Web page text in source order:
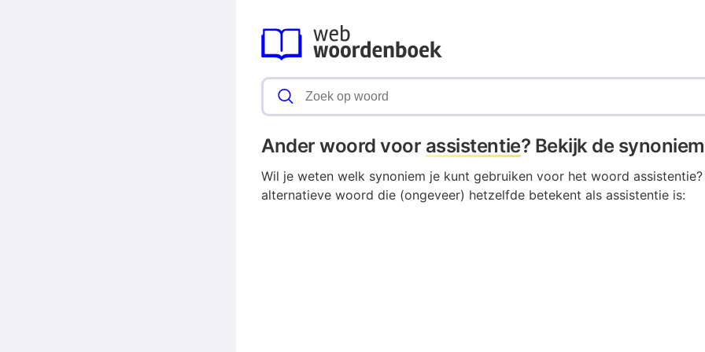
Ander woord voor assistentie? Bekijk de synoniem
Wil je weten welk synoniem je kunt gebruiken voor het woord
alternatieve woord die (ongeveer) hetzelfde betekent als assistentie is: